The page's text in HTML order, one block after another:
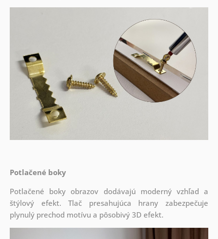
Potlačené boky
Potlačené boky obrazov dodávajú moderný vzhľad a
štýlový efekt. Tlač presahujúca hrany zabezpečuje
plynulý prechod motívu a pôsobivý 3D efekt.